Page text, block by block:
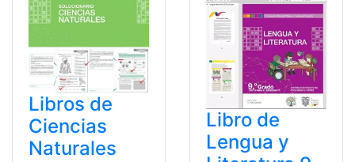
Libros de
Ciencias
Naturales
Libro de
Lengua y